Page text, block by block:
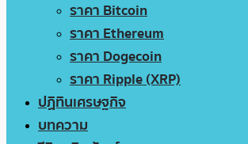
ราคา Bitcoin
ราคา Ethereum
ราคา Dogecoin
ราคา Ripple (XRP)
ปฏิทินเศรษฐกิจ
บทความ